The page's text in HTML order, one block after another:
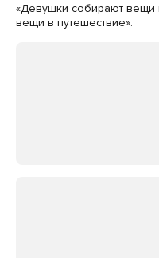
«Девушки собирают вещи
вещи в путешествие».